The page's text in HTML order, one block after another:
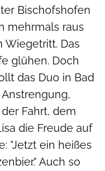
Bischofshofen
mehrmals raus
Wiegetritt. Das
glühen. Doch
das Duo in Bad
Fahrt, dem
die Freude auf
"Jetzt ein heißes
Auch so